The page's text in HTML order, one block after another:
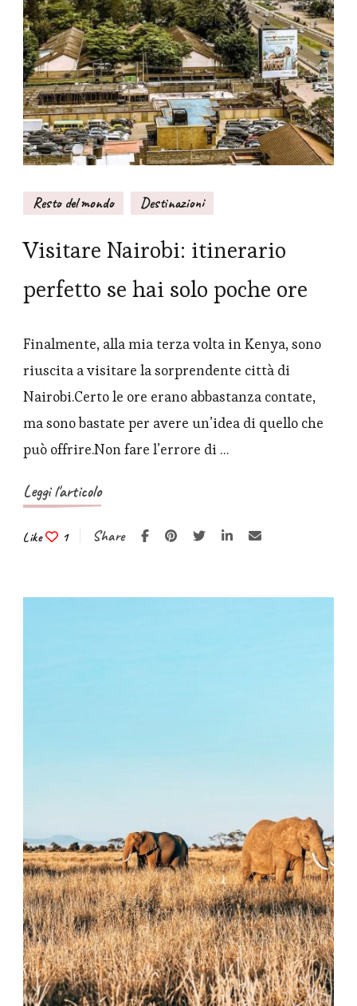
Resto del mondo Destinazioni
Visitare Nairobi: itinerario
perfetto se hai solo poche ore
Finalmente, alla mia terza volta in Kenya, sono
riuscita a visitare la sorprendente città di
Nairobi.Certo le ore erano abbastanza contate,
ma sono bastate per avere un’idea di quello che
può offrire.Non fare l’errore di …
Leggi l'articolo
Like 1 Share